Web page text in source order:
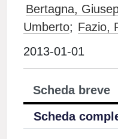
Bertagna,
Umberto; Fazio,
2013-01-01
Scheda breve
Scheda